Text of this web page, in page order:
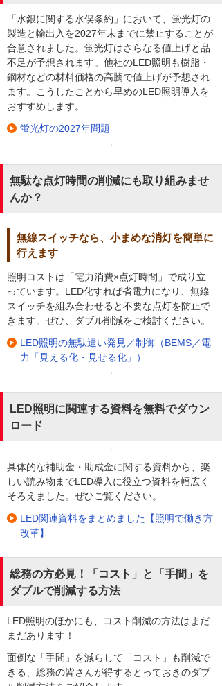
「水銀に関する水俣条約」において、蛍光灯の
製造と輸出入を2027年末までに禁止することが
合意されました。蛍光灯はさらなる値上げと品
不足が予想されます。他社のLED照明も樹脂・
鋼材などの材料価格の高騰で値上げが予想され
ます。こうしたことから早めのLED照明導入を
おすすめします。
蛍光灯の2027年問題
無駄な点灯時間の削減にも取り組みませ
んか？
無線スイッチなら、小まめな消灯を簡単に
行えます
照明コストは「電力消費×点灯時間」で成り立
っています。LED化すれば省電力になり、無線
スイッチを組み合わせると不要な点灯を防止で
きます。ぜひ、ダブル削減をご検討ください。
LED照明の無駄遣い発見／制御（BEMS／電
力「見える化・見せる化」）
LED照明に関連する資料を無料でダウン
ロード
具体的な補助金・助成金に関する資料から、楽
しい読み物までLED導入に役立つ資料を幅広く
そろえました。ぜひご覧ください。
LED関連資料をまとめました【照明で働き方
改革】
総務の方必見！「コスト」と「手間」を
ダブルで削減する方法
LED照明のほかにも、コスト削減の方法はまだ
まだあります！
面倒な「手間」を減らして「コスト」も削減で
きる、総務の皆さんが得するとっておきのダブ